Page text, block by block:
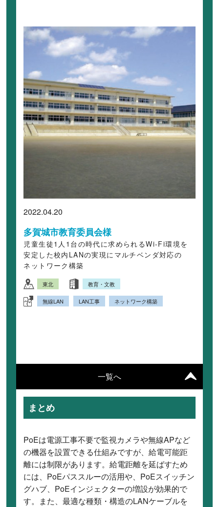
一覧へ
2022.04.20
多賀城市教育委員会様
児童生徒1人1台の時代に求められるWi-Fi環境を
安定した校内LANの実現にマルチベンダ対応の
ネットワーク構築
東北 教育・文教
無線LAN LAN工事 ネットワーク構築
まとめ
PoEは電源工事不要で監視カメラや無線APなど
の機器を設置できる仕組みですが、給電可能距
離には制限があります。給電距離を延ばすため
には、PoEパススルーの活用や、PoEスイッチン
グハブ、PoEインジェクターの増設が効果的で
す。また、最適な種類・構造のLANケーブルを